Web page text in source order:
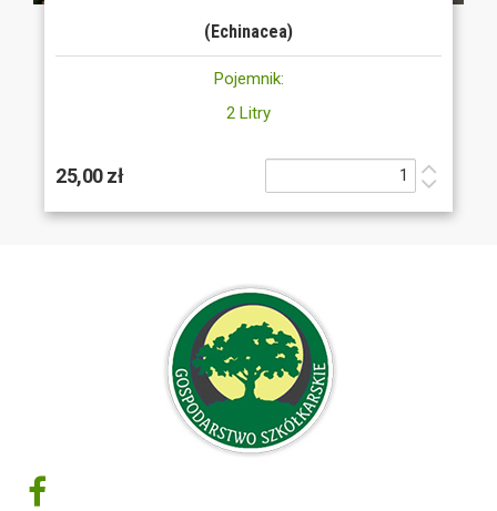
(Echinacea)
Pojemnik:
2 Litry
25,00 zł